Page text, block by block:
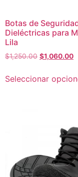
Botas de
Dieléctricas para
Lila
$1,250.00 $1,060.00
Seleccionar